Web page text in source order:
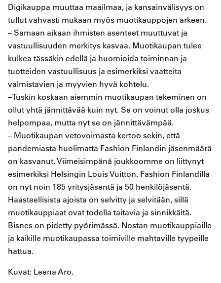
Digikauppa muuttaa maailmaa, ja kansainvälisyys on
tullut vahvasti mukaan myös muotikauppojen arkeen.
– Samaan aikaan ihmisten asenteet muuttuvat ja
vastuullisuuden merkitys kasvaa. Muotikaupan tulee
kulkea tässäkin edellä ja huomioida toiminnan ja
tuotteiden vastuullisuus ja esimerkiksi vaatteita
valmistavien ja myyvien hyvä kohtelu.
–Tuskin koskaan aiemmin muotikaupan tekeminen on
ollut yhtä jännittävää kuin nyt. Se on voinut olla joskus
helpompaa, mutta nyt se on jännittävämpää.
– Muotikaupan vetovoimasta kertoo sekin, että
pandemiasta huolimatta Fashion Finlandin jäsenmäärä
on kasvanut. Viimeisimpänä joukkoomme on liittynyt
esimerkiksi Helsingin Louis Vuitton. Fashion Finlandilla
on nyt noin 185 yritysjäsentä ja 50 henkilöjäsentä.
Haasteellisista ajoista on selvitty ja selvitään, sillä
muotikauppiaat ovat todella taitavia ja sinnikkäitä.
Bisnes on pidetty pyörimässä. Nostan muotikauppiaille
ja kaikille muotikaupassa toimiville mahtaville tyypeille
hattua.
Kuvat: Leena Aro.